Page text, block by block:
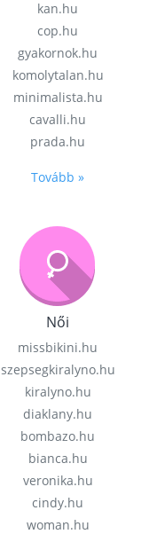
kan.hu
cop.hu
gyakornok.hu
komolytalan.hu
minimalista.hu
cavalli.hu
prada.hu
Tovább »
Női
missbikini.hu
szepsegkiralyno.hu
kiralyno.hu
diaklany.hu
bombazo.hu
bianca.hu
veronika.hu
cindy.hu
woman.hu